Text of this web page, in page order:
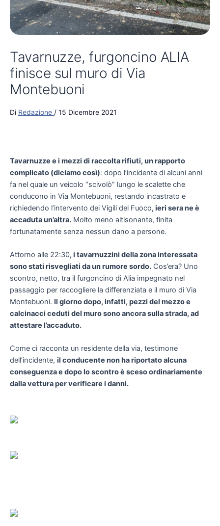
Tavarnuzze, furgoncino ALIA
finisce sul muro di Via
Montebuoni
Di Redazione / 15 Dicembre 2021
Tavarnuzze e i mezzi di raccolta rifiuti, un rapporto
complicato (diciamo così): dopo l’incidente di alcuni anni
fa nel quale un veicolo “scivolò” lungo le scalette che
conducono in Via Montebuoni, restando incastrato e
richiedendo l’intervento dei Vigili del Fuoco, ieri sera ne è
accaduta un’altra. Molto meno altisonante, finita
fortunatamente senza nessun dano a persone.
Attorno alle 22:30, i tavarnuzzini della zona interessata
sono stati risvegliati da un rumore sordo. Cos’era? Uno
scontro, netto, tra il furgoncino di Alia impegnato nel
passaggio per raccogliere la differenziata e il muro di Via
Montebuoni. Il giorno dopo, infatti, pezzi del mezzo e
calcinacci ceduti del muro sono ancora sulla strada, ad
attestare l’accaduto.
Come ci racconta un residente della via, testimone
dell’incidente, il conducente non ha riportato alcuna
conseguenza e dopo lo scontro è sceso ordinariamente
dalla vettura per verificare i danni.